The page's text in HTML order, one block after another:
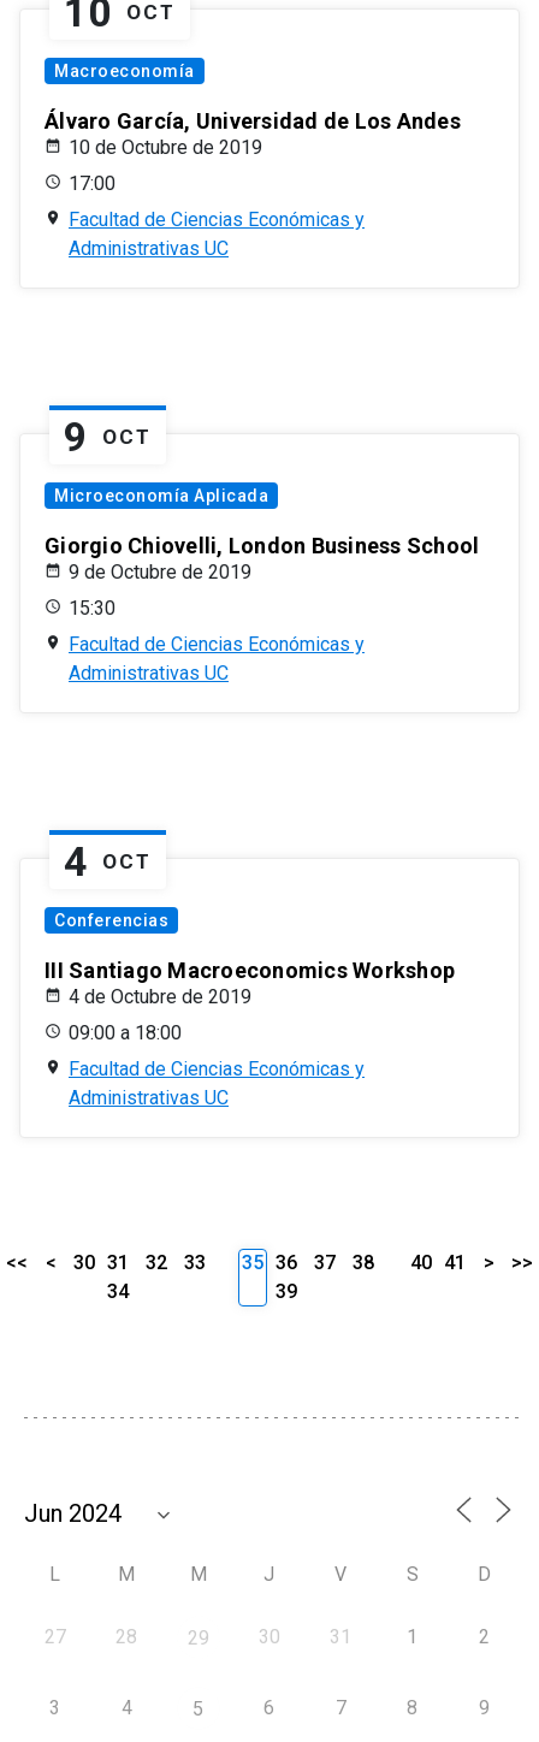
10 OCT
Macroeconomía
Álvaro García, Universidad de Los Andes
10 de Octubre de 2019
17:00
Facultad de Ciencias Económicas y
Administrativas UC
9 OCT
Microeconomía Aplicada
Giorgio Chiovelli, London Business School
9 de Octubre de 2019
15:30
Facultad de Ciencias Económicas y
Administrativas UC
4 OCT
Conferencias
III Santiago Macroeconomics Workshop
4 de Octubre de 2019
09:00 a 18:00
Facultad de Ciencias Económicas y
Administrativas UC
<< < 30 31 32
33
34
35 36 37
38
39
40 41 > >>
L M M J V S D
27 28 29 30 31 1 2
3 4 5 6 7 8 9